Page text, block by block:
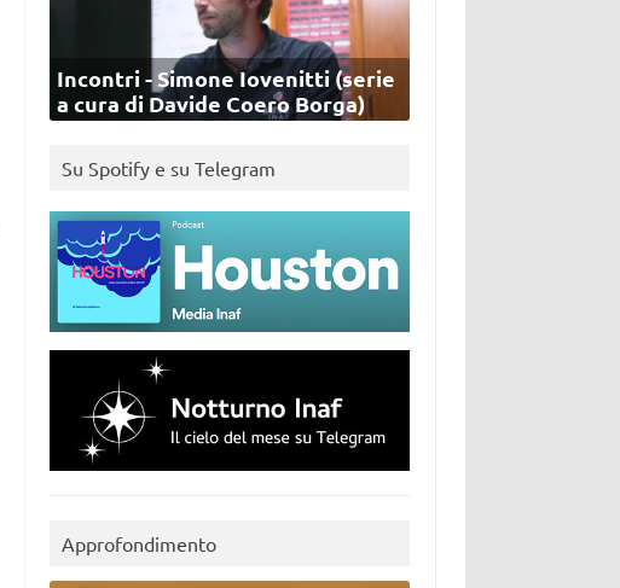
Incontri - Simone Iovenitti (serie
a cura di Davide Coero Borga)
Su Spotify e su Telegram
Approfondimento